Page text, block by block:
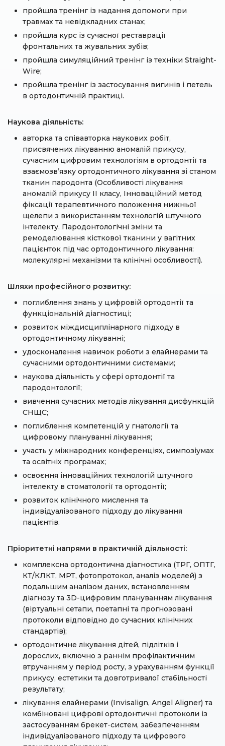
пройшла тренінг із надання допомоги при
травмах та невідкладних станах;
пройшла курс із сучасної реставрації
фронтальних та жувальних зубів;
пройшла симуляційний тренінг із техніки Straight-
Wire;
пройшла тренінг із застосування вигинів і петель
в ортодонтичній практиці.
Наукова діяльність:
авторка та співавторка наукових робіт,
присвячених лікуванню аномалій прикусу,
сучасним цифровим технологіям в ортодонтії та
взаємозв’язку ортодонтичного лікування зі станом
тканин пародонта (Особливості лікування
аномалій прикусу II класу, Інноваційний метод
фіксації терапевтичного положення нижньої
щелепи з використанням технологій штучного
інтелекту, Пародонтологічні зміни та
ремоделювання кісткової тканини у вагітних
пацієнток під час ортодонтичного лікування:
молекулярні механізми та клінічні особливості).
Шляхи професійного розвитку:
поглиблення знань у цифровій ортодонтії та
функціональній діагностиці;
розвиток міждисциплінарного підходу в
ортодонтичному лікуванні;
удосконалення навичок роботи з елайнерами та
сучасними ортодонтичними системами;
наукова діяльність у сфері ортодонтії та
пародонтології;
вивчення сучасних методів лікування дисфункцій
СНЩС;
поглиблення компетенцій у гнатології та
цифровому плануванні лікування;
участь у міжнародних конференціях, симпозіумах
та освітніх програмах;
освоєння інноваційних технологій штучного
інтелекту в стоматології та ортодонтії;
розвиток клінічного мислення та
індивідуалізованого підходу до лікування
пацієнтів.
Пріоритетні напрями в практичній діяльності:
комплексна ортодонтична діагностика (ТРГ, ОПТГ,
КТ/КЛКТ, МРТ, фотопротокол, аналіз моделей) з
подальшим аналізом даних, встановленням
діагнозу та 3D-цифровим плануванням лікування
(віртуальні сетапи, поетапні та прогнозовані
протоколи відповідно до сучасних клінічних
стандартів);
ортодонтичне лікування дітей, підлітків і
дорослих, включно з раннім профілактичним
втручанням у період росту, з урахуванням функції
прикусу, естетики та довготривалої стабільності
результату;
лікування елайнерами (Invisalign, Angel Aligner) та
комбіновані цифрові ортодонтичні протоколи із
застосуванням брекет-систем, забезпеченням
індивідуалізованого підходу та цифрового